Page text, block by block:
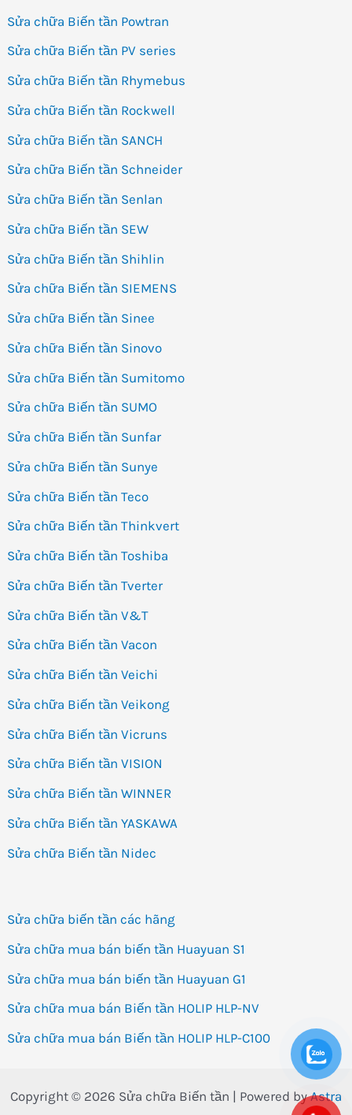
Sửa chữa Biến tần Powtran
Sửa chữa Biến tần PV series
Sửa chữa Biến tần Rhymebus
Sửa chữa Biến tần Rockwell
Sửa chữa Biến tần SANCH
Sửa chữa Biến tần Schneider
Sửa chữa Biến tần Senlan
Sửa chữa Biến tần SEW
Sửa chữa Biến tần Shihlin
Sửa chữa Biến tần SIEMENS
Sửa chữa Biến tần Sinee
Sửa chữa Biến tần Sinovo
Sửa chữa Biến tần Sumitomo
Sửa chữa Biến tần SUMO
Sửa chữa Biến tần Sunfar
Sửa chữa Biến tần Sunye
Sửa chữa Biến tần Teco
Sửa chữa Biến tần Thinkvert
Sửa chữa Biến tần Toshiba
Sửa chữa Biến tần Tverter
Sửa chữa Biến tần V&T
Sửa chữa Biến tần Vacon
Sửa chữa Biến tần Veichi
Sửa chữa Biến tần Veikong
Sửa chữa Biến tần Vicruns
Sửa chữa Biến tần VISION
Sửa chữa Biến tần WINNER
Sửa chữa Biến tần YASKAWA
Sửa chữa Biến tần Nidec
Sửa chữa biến tần các hãng
Sửa chữa mua bán biến tần Huayuan S1
Sửa chữa mua bán biến tần Huayuan G1
Sửa chữa mua bán Biến tần HOLIP HLP-NV
Sửa chữa mua bán Biến tần HOLIP HLP-C100
Copyright © 2026 Sửa chữa Biến tần | Powered byAstra